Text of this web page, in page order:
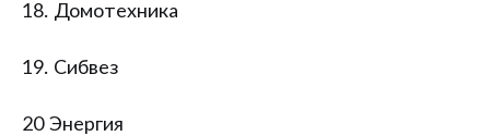
18. Домотехника
19. Сибвез
20 Энергия